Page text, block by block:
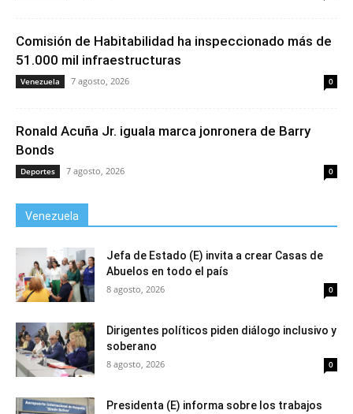
Comisión de Habitabilidad ha inspeccionado más de
51.000 mil infraestructuras
Venezuela 7 agosto, 2026 0
Ronald Acuña Jr. iguala marca jonronera de Barry
Bonds
Deportes 7 agosto, 2026 0
Venezuela
Jefa de Estado (E) invita a crear Casas de
Abuelos en todo el país
8 agosto, 2026 0
Dirigentes políticos piden diálogo inclusivo y
soberano
8 agosto, 2026 0
Presidenta (E) informa sobre los trabajos